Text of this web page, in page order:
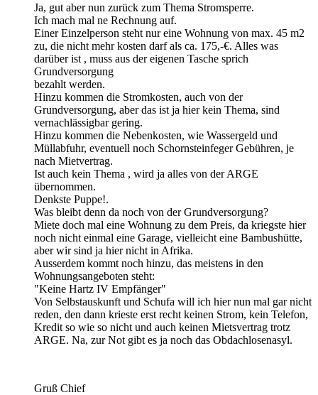
Ja, gut aber nun zurück zum Thema Stromsperre.
Ich mach mal ne Rechnung auf.
Einer Einzelperson steht nur eine Wohnung von max. 45 m2
zu, die nicht mehr kosten darf als ca. 175,-€. Alles was
darüber ist , muss aus der eigenen Tasche sprich
Grundversorgung
bezahlt werden.
Hinzu kommen die Stromkosten, auch von der
Grundversorgung, aber das ist ja hier kein Thema, sind
vernachlässigbar gering.
Hinzu kommen die Nebenkosten, wie Wassergeld und
Müllabfuhr, eventuell noch Schornsteinfeger Gebühren, je
nach Mietvertrag.
Ist auch kein Thema , wird ja alles von der ARGE
übernommen.
Denkste Puppe!.
Was bleibt denn da noch von der Grundversorgung?
Miete doch mal eine Wohnung zu dem Preis, da kriegste hier
noch nicht einmal eine Garage, vielleicht eine Bambushütte,
aber wir sind ja hier nicht in Afrika.
Ausserdem kommt noch hinzu, das meistens in den
Wohnungsangeboten steht:
"Keine Hartz IV Empfänger"
Von Selbstauskunft und Schufa will ich hier nun mal gar nicht
reden, den dann krieste erst recht keinen Strom, kein Telefon,
Kredit so wie so nicht und auch keinen Mietsvertrag trotz
ARGE. Na, zur Not gibt es ja noch das Obdachlosenasyl.
Gruß Chief